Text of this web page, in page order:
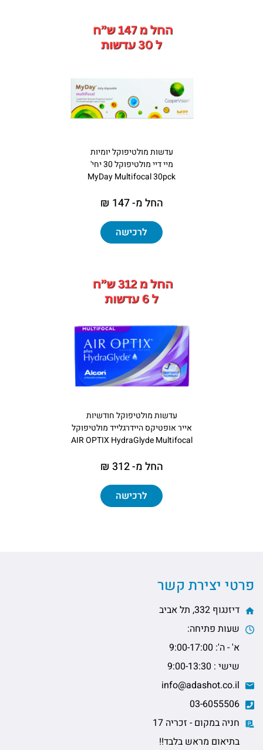
עדשות מולטיפוקל יומיות
מיי דיי מולטיפוקל 30 יחי'
MyDay Multifocal 30pck
החל מ- 147 ₪
לרכישה
עדשות מולטיפוקל חודשיות
אייר אופטיקס היידרגלייד מולטיפוקל
AIR OPTIX HydraGlyde Multifocal
החל מ- 312 ₪
לרכישה
פרטי יצירת קשר
דיזנגוף 332, תל אביב
שעות פתיחה:
א' - ה': 9:00-17:00
שישי : 9:00-13:30
חניה במקום - זכריה 17
בתיאום מראש בלבד!!